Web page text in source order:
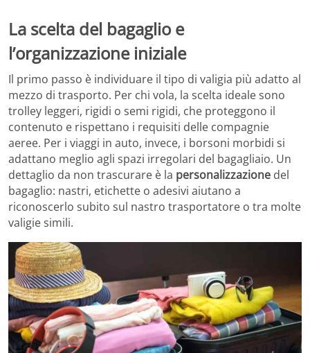
La scelta del bagaglio e
l’organizzazione iniziale
Il primo passo è individuare il tipo di valigia più adatto al
mezzo di trasporto. Per chi vola, la scelta ideale sono
trolley leggeri, rigidi o semi rigidi, che proteggono il
contenuto e rispettano i requisiti delle compagnie
aeree. Per i viaggi in auto, invece, i borsoni morbidi si
adattano meglio agli spazi irregolari del bagagliaio. Un
dettaglio da non trascurare è la personalizzazione del
bagaglio: nastri, etichette o adesivi aiutano a
riconoscerlo subito sul nastro trasportatore o tra molte
valigie simili.